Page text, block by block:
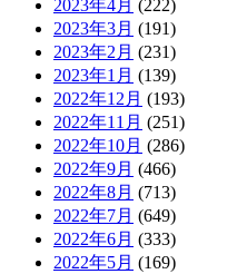
2023年4月 (222)
2023年3月 (191)
2023年2月 (231)
2023年1月 (139)
2022年12月 (193)
2022年11月 (251)
2022年10月 (286)
2022年9月 (466)
2022年8月 (713)
2022年7月 (649)
2022年6月 (333)
2022年5月 (169)